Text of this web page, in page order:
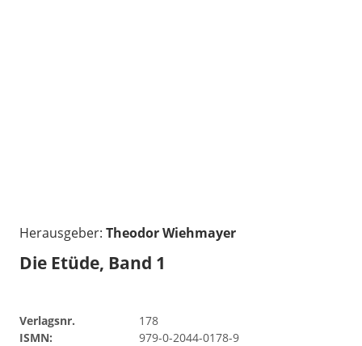
Herausgeber: Theodor Wiehmayer
Die Etüde, Band 1
Verlagsnr.
178
ISMN:
979-0-2044-0178-9